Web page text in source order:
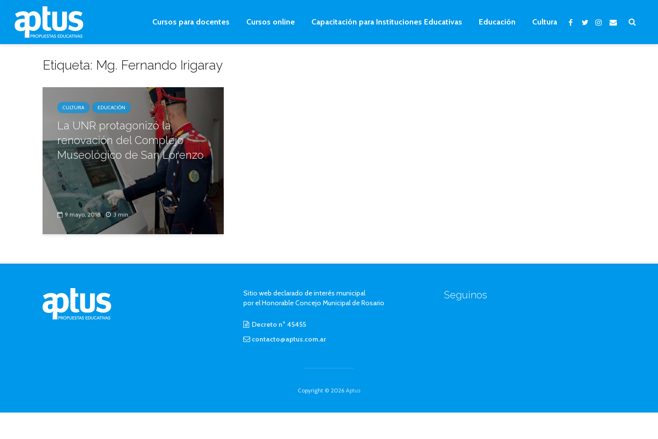
Cursos para docentes Cursos online Capacitación para Instituciones Educativas Educación Cultura
Etiqueta: Mg. Fernando Irigaray
CULTURA EDUCACIÓN
La UNR protagonizó la
renovación del Complejo
Museológico de San Lorenzo
9 mayo, 2018 3 min.
Sitio web declarado de interés municipal
por el Honorable Concejo Municipal de Rosario
Decreto n° 45455
contacto@aptus.com.ar
Seguinos
Copyright © 2026 Aptus